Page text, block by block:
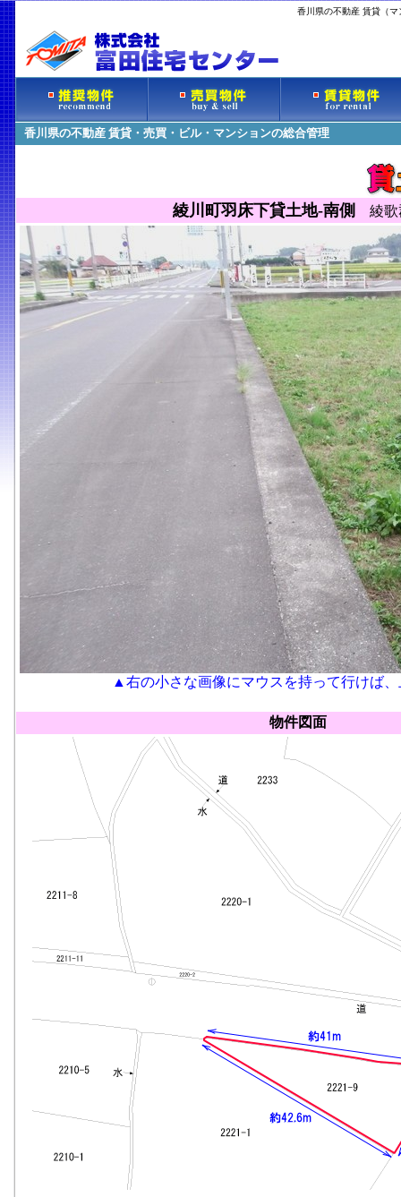
香川県の不動産 賃貸（
香川県の不動産 賃貸・売買・ビル・マンションの総合管理
綾川町羽床下貸土地-南側 綾歌
▲右の小さな画像にマウスを持って行けば
物件図面